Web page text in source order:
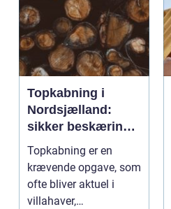
Topkabning i
Nordsjælland:
sikker beskæring
af store træer
Topkabning er en
krævende opgave, som
ofte bliver aktuel i
villahaver,